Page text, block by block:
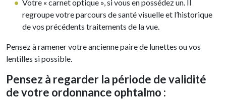
Votre « carnet optique », si vous en possédez un. Il
regroupe votre parcours de santé visuelle et l’historique
de vos précédents traitements de la vue.
Pensez à ramener votre ancienne paire de lunettes ou vos
lentilles si possible.
Pensez à regarder la période de validité
de votre ordonnance ophtalmo :